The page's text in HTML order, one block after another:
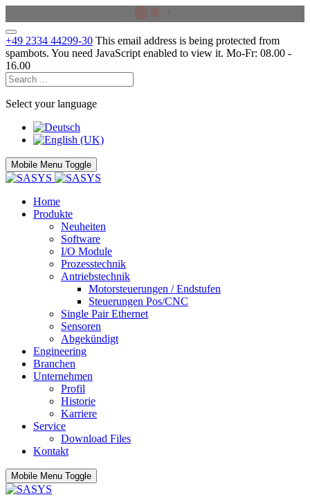
+49 2334 44299-30 This email address is being protected from
spambots. You need JavaScript enabled to view it. Mo-Fr: 08.00 -
16.00
Select your language
Mobile Menu Toggle
Home
Produkte
Neuheiten
Software
I/O Module
Prozesstechnik
Antriebstechnik
Motorsteuerungen / Endstufen
Steuerungen Pos/CNC
Single Pair Ethernet
Sensoren
Abgekündigt
Engineering
Branchen
Unternehmen
Profil
Historie
Karriere
Service
Download Files
Kontakt
Mobile Menu Toggle